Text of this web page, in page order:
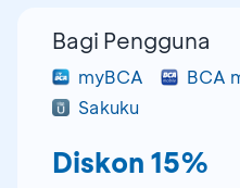
Bagi Pengguna
myBCA BCA
Sakuku
Diskon 15%